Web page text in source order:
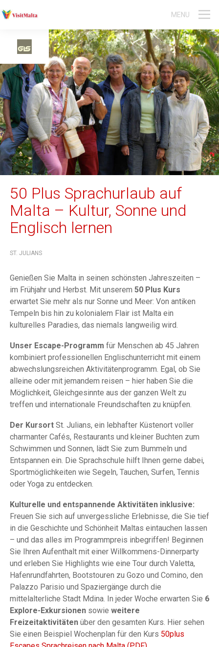
Malta-Reisen
Gozo-Reisen
Gruppen- und Aktivreisen
Event-Reisen
Sprachreisen
Englischkurs Jugendliche
Englischkurs Erwachsene
Tauchen
Aktivitäten
MENU
50 Plus Sprachurlaub auf
Malta – Kultur, Sonne und
Englisch lernen
ST. JULIANS
Genießen Sie Malta in seinen schönsten Jahreszeiten –
im Frühjahr und Herbst. Mit unserem 50 Plus Kurs
erwartet Sie mehr als nur Sonne und Meer: Von antiken
Tempeln bis hin zu kolonialem Flair ist Malta ein
kulturelles Paradies, das niemals langweilig wird.
Unser Escape-Programm für Menschen ab 45 Jahren
kombiniert professionellen Englischunterricht mit einem
abwechslungsreichen Aktivitätenprogramm. Egal, ob Sie
alleine oder mit jemandem reisen – hier haben Sie die
Möglichkeit, Gleichgesinnte aus der ganzen Welt zu
treffen und internationale Freundschaften zu knüpfen.
Der Kursort St. Julians, ein lebhafter Küstenort voller
charmanter Cafés, Restaurants und kleiner Buchten zum
Schwimmen und Sonnen, lädt Sie zum Bummeln und
Entspannen ein. Die Sprachschule hilft Ihnen gerne dabei,
Sportmöglichkeiten wie Segeln, Tauchen, Surfen, Tennis
oder Yoga zu entdecken.
Kulturelle und entspannende Aktivitäten inklusive:
Freuen Sie sich auf unvergessliche Erlebnisse, die Sie tief
in die Geschichte und Schönheit Maltas eintauchen lassen
– und das alles im Programmpreis inbegriffen! Beginnen
Sie Ihren Aufenthalt mit einer Willkommens-Dinnerparty
und erleben Sie Highlights wie eine Tour durch Valetta,
Hafenrundfahrten, Bootstouren zu Gozo und Comino, den
Palazzo Parisio und Spaziergänge durch die
mittelalterliche Stadt Mdina. In jeder Woche erwarten Sie 6
Explore-Exkursionen sowie weitere
Freizeitaktivitäten über den gesamten Kurs. Hier sehen
Sie einen Beispiel Wochenplan für den Kurs 50plus